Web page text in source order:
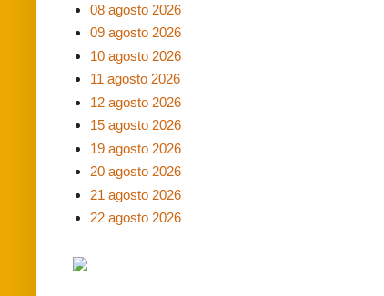
08 agosto 2026
09 agosto 2026
10 agosto 2026
11 agosto 2026
12 agosto 2026
15 agosto 2026
19 agosto 2026
20 agosto 2026
21 agosto 2026
22 agosto 2026